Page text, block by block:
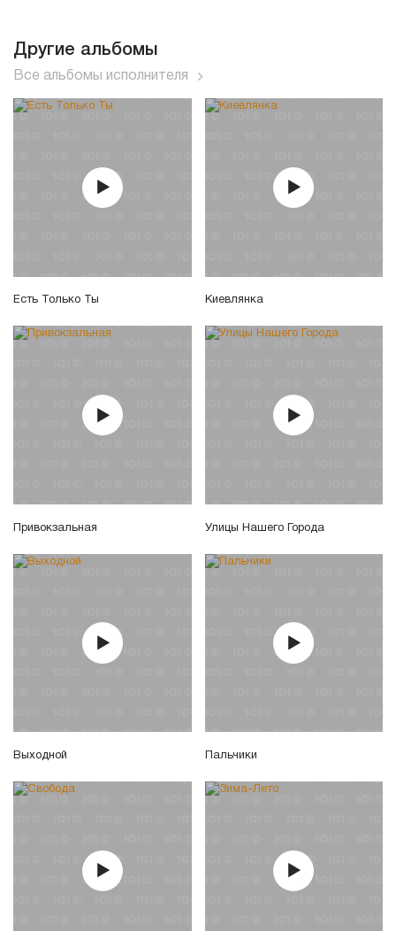
Другие альбомы
Все альбомы исполнителя
Есть Только Ты Киевлянка
Привокзальная Улицы Нашего Города
Выходной Пальчики